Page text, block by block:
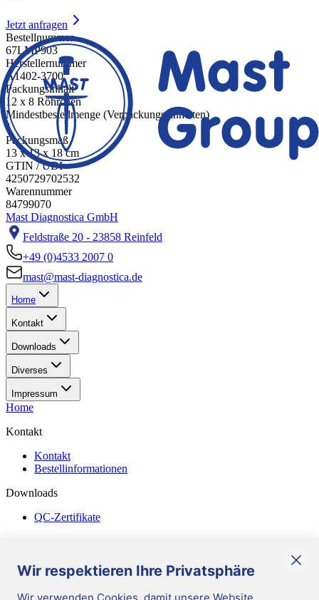
Wir respektieren Ihre Privatsphäre
Jetzt anfragen
Bestellnummer
67LMP903
Herstellernummer
A1402-3700
Packungsinhalt
12 x 8 Röhrchen
Mindestbestellmenge (Verpackungseinheiten)
1
Packungsmaß
13 x 13 x 18 cm
GTIN / UDI
4250729702532
Warennummer
84799070
Mast Diagnostica GmbH
Feldstraße 20 - 23858 Reinfeld
+49 (0)4533 2007 0
mast@mast-diagnostica.de
Home
Kontakt
Downloads
Diverses
Impressum
Home
Kontakt
Kontakt
Bestellinformationen
Downloads
QC-Zertifikate
Allgemeine Geschäftsbedingungen
Corporate Responsibility